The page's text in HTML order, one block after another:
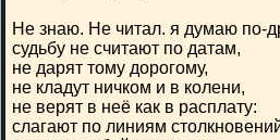
Не знаю. Не читал. я думаю по-
судьбу не считают по датам,
не дарят тому дорогому,
не кладут ничком и в колени,
не верят в неё как в расплату:
слагают по линиям